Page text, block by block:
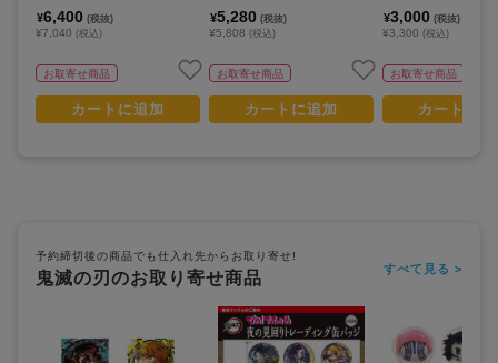
¥6,400 (税抜)
¥7,040 (税込)
お取寄せ商品
カートに追加
¥5,280 (税抜)
¥5,808 (税込)
お取寄せ商品
カートに追加
¥3,000 (税抜)
¥3,300 (税込)
お取寄せ商品
カートに
予約締切後の商品でも仕入れ先からお取り寄せ!
鬼滅の刃のお取り寄せ商品 すべて見る >